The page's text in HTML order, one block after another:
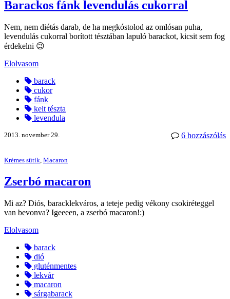
Barackos fánk levendulás cukorral
Nem, nem diétás darab, de ha megkóstolod az omlósan puha,
levendulás cukorral borított tésztában lapuló barackot, kicsit sem fog
érdekelni 😉
Elolvasom
barack
cukor
fánk
kelt tészta
levendula
6 hozzászólás
2013. november 29.
Krémes sütik, Macaron
Zserbó macaron
Mi az? Diós, baracklekváros, a teteje pedig vékony csokiréteggel
van bevonva? Igeeeen, a zserbó macaron!:)
Elolvasom
barack
dió
gluténmentes
lekvár
macaron
sárgabarack